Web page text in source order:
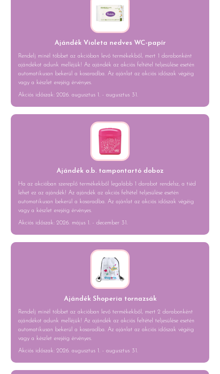
Ajándék Violeta nedves WC-papír
Rendelj minél többet az akcióban levő termékekből, mert 1 darabonként
ajándékot adunk melléjük! Az ajándék az akciós feltétel teljesülése esetén
automatikusan bekerül a kosaradba. Az ajánlat az akciós időszak végéig
vagy a készlet erejéig érvényes.
Akciós időszak: 2026. augusztus 1. - augusztus 31.
Ajándék o.b. tampontartó doboz
Ha az akcióban szereplő termékekből legalább 1 darabot rendelsz, a tiéd
lehet ez az ajándék! Az ajándék az akciós feltétel teljesülése esetén
automatikusan bekerül a kosaradba. Az ajánlat az akciós időszak végéig
vagy a készlet erejéig érvényes.
Akciós időszak: 2026. május 1. - december 31.
Ajándék Shoperia tornazsák
Rendelj minél többet az akcióban levő termékekből, mert 2 darabonként
ajándékot adunk melléjük! Az ajándék az akciós feltétel teljesülése esetén
automatikusan bekerül a kosaradba. Az ajánlat az akciós időszak végéig
vagy a készlet erejéig érvényes.
Akciós időszak: 2026. augusztus 1. - augusztus 31.